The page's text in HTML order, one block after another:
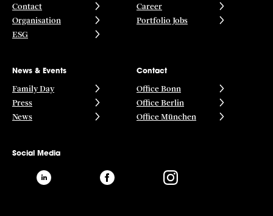
Contact
Organisation
ESG
Career
Portfolio Jobs
News & Events
Family Day
Press
News
Contact
Office Bonn
Office Berlin
Office München
Social Media